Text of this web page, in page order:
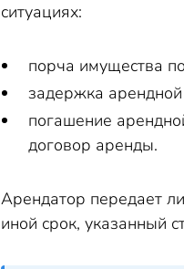
ситуациях:
порча имущества
задержка
погашение
договор аренды.
Арендатор передает
иной срок, указанный